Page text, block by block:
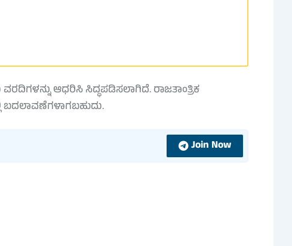
ವರದಿಗಳನ್ನು ಆಧರಿಸಿ ಸಿದ್ಧಪಡಿಸಲಾಗಿದೆ. ರಾಜತಾಂತ್ರಿಕ
Join Now